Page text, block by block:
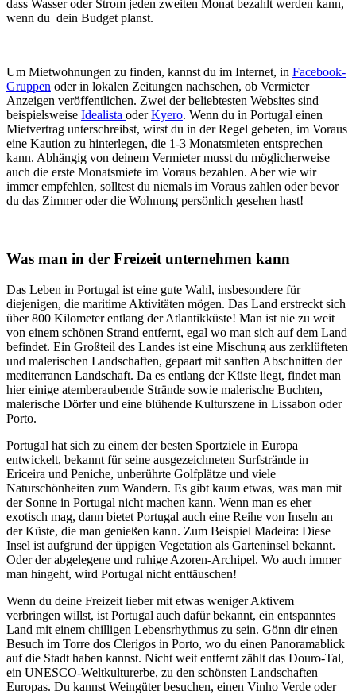
dass Wasser oder Strom jeden zweiten Monat bezahlt werden kann,
wenn du dein Budget planst.
Um Mietwohnungen zu finden, kannst du im Internet, in Facebook-
Gruppen oder in lokalen Zeitungen nachsehen, ob Vermieter
Anzeigen veröffentlichen. Zwei der beliebtesten Websites sind
beispielsweise Idealista oderKyero. Wenn du in Portugal einen
Mietvertrag unterschreibst, wirst du in der Regel gebeten, im Voraus
eine Kaution zu hinterlegen, die 1-3 Monatsmieten entsprechen
kann. Abhängig von deinem Vermieter musst du möglicherweise
auch die erste Monatsmiete im Voraus bezahlen. Aber wie wir
immer empfehlen, solltest du niemals im Voraus zahlen oder bevor
du das Zimmer oder die Wohnung persönlich gesehen hast!
Was man in der Freizeit unternehmen kann
Das Leben in Portugal ist eine gute Wahl, insbesondere für
diejenigen, die maritime Aktivitäten mögen. Das Land erstreckt sich
über 800 Kilometer entlang der Atlantikküste! Man ist nie zu weit
von einem schönen Strand entfernt, egal wo man sich auf dem Land
befindet. Ein Großteil des Landes ist eine Mischung aus zerklüfteten
und malerischen Landschaften, gepaart mit sanften Abschnitten der
mediterranen Landschaft. Da es entlang der Küste liegt, findet man
hier einige atemberaubende Strände sowie malerische Buchten,
malerische Dörfer und eine blühende Kulturszene in Lissabon oder
Porto.
Portugal hat sich zu einem der besten Sportziele in Europa
entwickelt, bekannt für seine ausgezeichneten Surfstrände in
Ericeira und Peniche, unberührte Golfplätze und viele
Naturschönheiten zum Wandern. Es gibt kaum etwas, was man mit
der Sonne in Portugal nicht machen kann. Wenn man es eher
exotisch mag, dann bietet Portugal auch eine Reihe von Inseln an
der Küste, die man genießen kann. Zum Beispiel Madeira: Diese
Insel ist aufgrund der üppigen Vegetation als Garteninsel bekannt.
Oder der abgelegene und ruhige Azoren-Archipel. Wo auch immer
man hingeht, wird Portugal nicht enttäuschen!
Wenn du deine Freizeit lieber mit etwas weniger Aktivem
verbringen willst, ist Portugal auch dafür bekannt, ein entspanntes
Land mit einem chilligen Lebensrhythmus zu sein. Gönn dir einen
Besuch im Torre dos Clerigos in Porto, wo du einen Panoramablick
auf die Stadt haben kannst. Nicht weit entfernt zählt das Douro-Tal,
ein UNESCO-Weltkulturerbe, zu den schönsten Landschaften
Europas. Du kannst Weingüter besuchen, einen Vinho Verde oder